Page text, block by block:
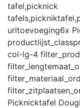
tafel,picknick
urltoevoeging6x
productlijst_class
col-lg-4
Picknicktafel